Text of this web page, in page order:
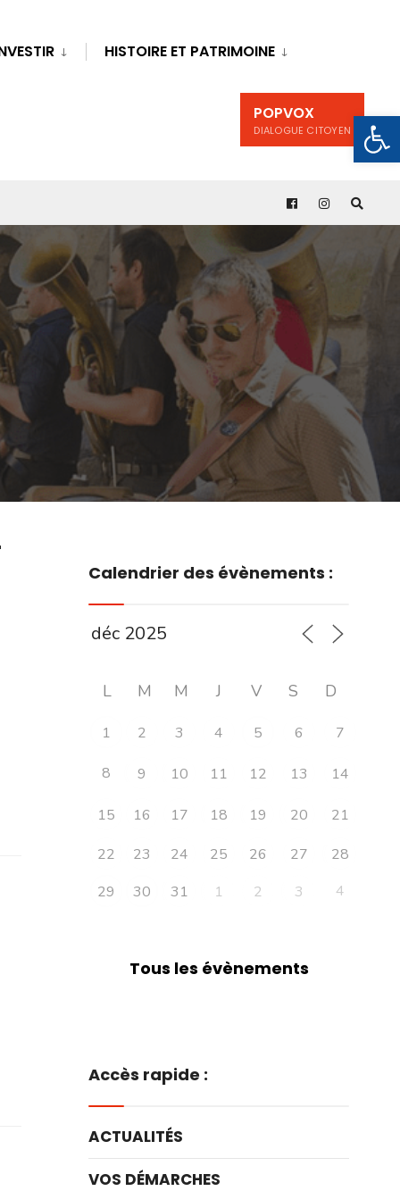
HISTOIRE ET PATRIMOINE
POPVOX
DIALOGUE CITOYEN
Calendrier des évènements :
L M M J V S D
1 2 3 4 5 6 7
8 9 10 11 12 13 14
15 16 17 18 19 20
21
22
23 24 25 26 27
28
29
30 31 1 2 3 4
Tous les évènements
Accès rapide :
ACTUALITÉS
VOS DÉMARCHES